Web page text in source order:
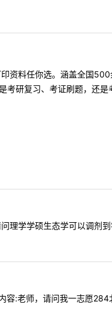
资料任你选。涵盖全国
研复习、考证刷题，还
学学硕生态学可以调剂
:老师，请问我一志愿284